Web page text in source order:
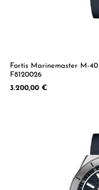
Fortis Marinemaster M-
F8120026
Regulärer Preis:
3.200,00 €